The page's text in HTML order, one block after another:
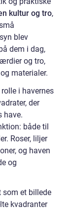
kultur og tro,
blev
dem i dag,
og tro,
materialer.
i havernes
der
have.
både til
Roser, liljer
og haven
og
som et billede
kvadranter